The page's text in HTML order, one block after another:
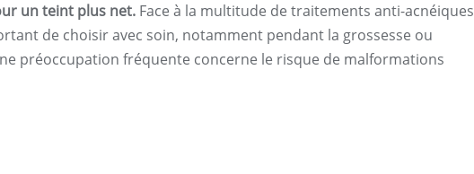
un teint plus net. Face à la multitude de traitements anti-acnéiques
de choisir avec soin, notamment pendant la grossesse ou
préoccupation fréquente concerne le risque de malformations